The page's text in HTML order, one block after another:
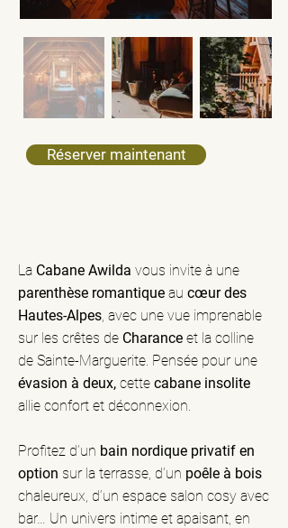
Réserver maintenant
La Cabane Awilda vous invite à une
parenthèse romantique au cœur des
Hautes-Alpes, avec une vue imprenable
sur les crêtes de Charance et la colline
de Sainte-Marguerite. Pensée pour une
évasion à deux, cette cabane insolite
allie confort et déconnexion.
Profitez d’un bain nordique privatif en
option sur la terrasse, d’un poêle à bois
chaleureux, d’un espace salon cosy avec
bar… Un univers intime et apaisant, en